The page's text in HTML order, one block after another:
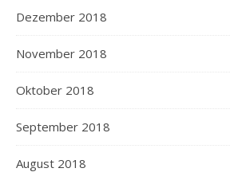
Dezember 2018
November 2018
Oktober 2018
September 2018
August 2018